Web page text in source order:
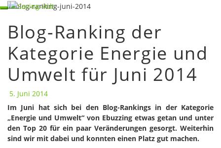
Skip
content
Toggle navigation
Blog-
Ranking
der
Kategorie
Energie
und
für
Juni
2014
Blog-Ranking der
Kategorie Energie und
Umwelt für Juni 2014
5. Juni 2014
Im Juni hat sich bei den Blog-Rankings in der Kategorie
„Energie und Umwelt“ von Ebuzzing etwas getan und unter
den Top 20 für ein paar Veränderungen gesorgt. Weiterhin
sind wir mit dabei und konnten einen Platz gut machen.